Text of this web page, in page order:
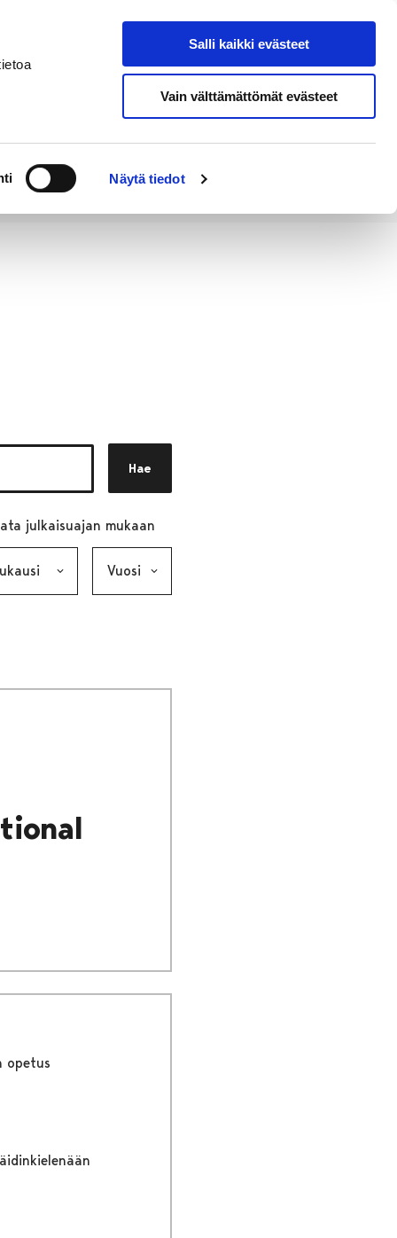
Näytä tiedot
Salli kaikki evästeet
Vain välttämättömät evästeet
Hae sivustolta
Hae
julkaisuajan mukaan
opetus